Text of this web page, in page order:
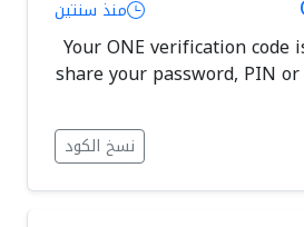
منذ سنتين
Your ONE verification code
share your password, PIN
نسخ الكود